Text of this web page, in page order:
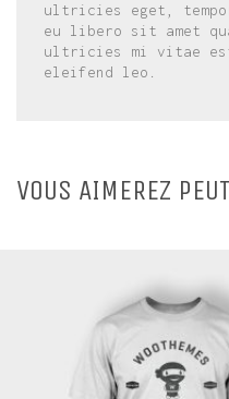
ultricies eget,
eu libero sit amet
ultricies mi vitae
eleifend leo.
VOUS AIMEREZ